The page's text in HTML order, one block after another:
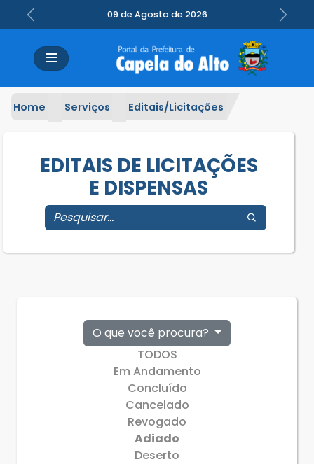
09 de Agosto de 2026
Previous Next
Home Serviços Editais/Licitações
EDITAIS DE LICITAÇÕES
E DISPENSAS
O que você procura?
TODOS
Em Andamento
Concluído
Cancelado
Revogado
Adiado
Deserto